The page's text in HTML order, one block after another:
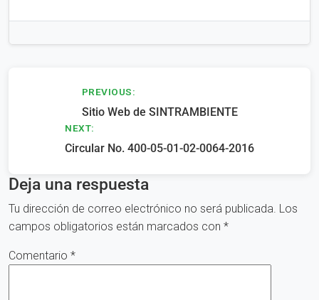
Navegación
entradas
PREVIOUS:
Sitio Web de SINTRAMBIENTE
NEXT:
Circular No. 400-05-01-02-0064-2016
Deja una respuesta
Tu dirección de correo electrónico no será publicada. Los
campos obligatorios están marcados con *
Comentario *